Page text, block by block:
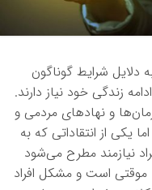
شرایط گوناگون
زندگی خود نیاز دارند.
و نهادهای مردمی و
یکی از انتقاداتی که به
نیازمند مطرح می‌شود
است و مشکل افراد